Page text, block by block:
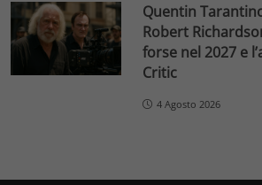
Quentin
Robert
forse nel 2027 e
Critic
4 Agosto 2026